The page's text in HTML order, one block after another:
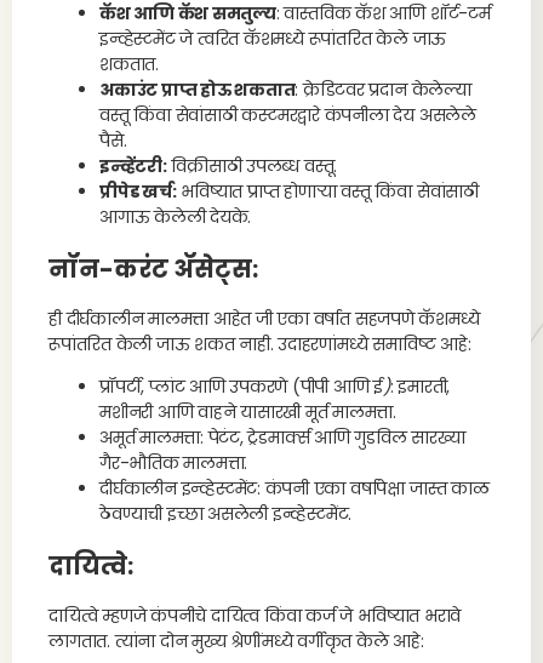
कॅश आणि कॅश समतुल्य: वास्तविक कॅश आणि शॉर्ट-टर्म
इन्व्हेस्टमेंट जे त्वरित कॅशमध्ये रूपांतरित केले जाऊ
शकतात.
अकाउंट प्राप्त होऊ शकतात: क्रेडिटवर प्रदान केलेल्या
वस्तू किंवा सेवांसाठी कस्टमरद्वारे कंपनीला देय असलेले
पैसे.
इन्व्हेंटरी:विक्रीसाठी उपलब्ध वस्तू.
प्रीपेड खर्च:भविष्यात प्राप्त होणार्‍या वस्तू किंवा सेवांसाठी
आगाऊ केलेली देयके.
नॉन-करंट ॲसेट्स:
ही दीर्घकालीन मालमत्ता आहेत जी एका वर्षात सहजपणे कॅशमध्ये
रूपांतरित केली जाऊ शकत नाही. उदाहरणांमध्ये समाविष्ट आहे:
प्रॉपर्टी, प्लांट आणि उपकरणे (पीपी आणि ई): इमारती,
मशीनरी आणि वाहने यासारखी मूर्त मालमत्ता.
अमूर्त मालमत्ता: पेटंट, ट्रेडमार्क्स आणि गुडविल सारख्या
गैर-भौतिक मालमत्ता.
दीर्घकालीन इन्व्हेस्टमेंट: कंपनी एका वर्षापेक्षा जास्त काळ
ठेवण्याची इच्छा असलेली इन्व्हेस्टमेंट.
दायित्वे:
दायित्वे म्हणजे कंपनीचे दायित्व किंवा कर्ज जे भविष्यात भरावे
लागतात. त्यांना दोन मुख्य श्रेणींमध्ये वर्गीकृत केले आहे: